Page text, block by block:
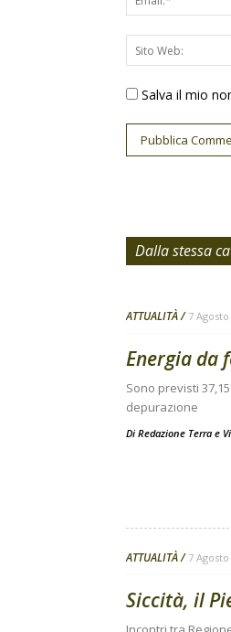
Salva il mio
Dalla stessa
ATTUALITÀ 7
Energia da
Sono previsti
depurazione
Di Redazione Terra e
ATTUALITÀ 7
Siccità, il